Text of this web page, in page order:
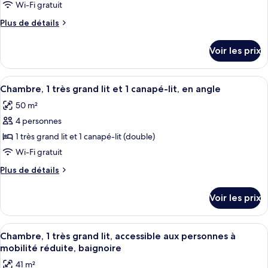
lit
ce
type
de
Suite
Deluxe,
1
chambre
Wi-Fi gratuit
Plus de détails
Plus
le
type
de
Suite
Deluxe,
chambre
Voir les prix
Afficher
toutes
les
photos
pour
ce
type
de
Chambre,
très
grand
lit
Une chambre d’hôtel avec un
5
Chambre, 1 très grand lit et 1 canapé-lit, en angle
50 m²
4 personnes
1 très grand lit et 1 canapé-lit (double)
Wi-Fi gratuit
Plus de détails
Plus
le
type
de
chambre
Voir les prix
Afficher
toutes
les
Une chambre d’hôtel avec un
5
Chambre, 1 très grand lit, accessible aux personnes à
mobilité réduite, baignoire
41 m²